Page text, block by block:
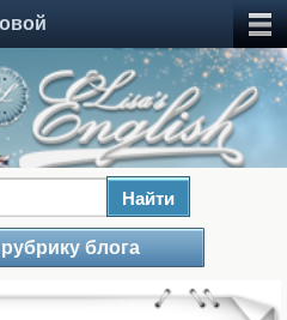
блога